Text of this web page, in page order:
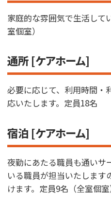
家庭的な雰囲気で生活して
室個室）
通所 [ケアホーム]
必要に応じて、利用時間・
応いたします。定員18名
宿泊 [ケアホーム]
夜勤にあたる職員も通いサ
いる職員が担当いたします
けます。定員9名（全室個室